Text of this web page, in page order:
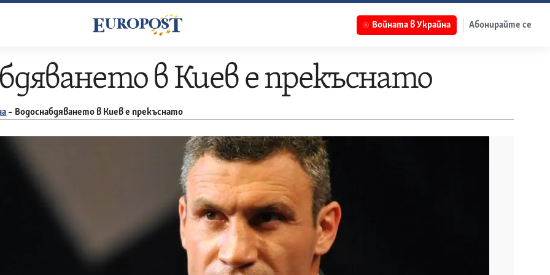
Войната в Украйна Абонирайте се
в Киев е прекъснато
– Водоснабдяването в Киев е прекъснато